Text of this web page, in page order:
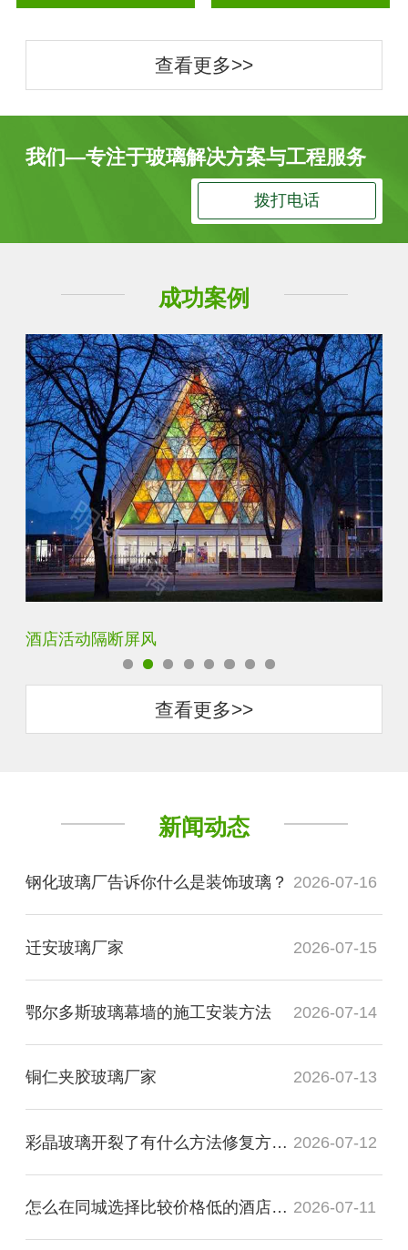
查看更多>>
我们—专注于玻璃解决方案与工程服务
拨打电话
成功案例
银玻长虹玻璃玄关隔断
查看更多>>
新闻动态
钢化玻璃厂告诉你什么是装饰玻璃？ 2026-07-16
迁安玻璃厂家 2026-07-15
鄂尔多斯玻璃幕墙的施工安装方法 2026-07-14
铜仁夹胶玻璃厂家 2026-07-13
彩晶玻璃开裂了有什么方法修复方法？ 2026-07-12
怎么在同城选择比较价格低的酒店装饰玻璃厂家 2026-07-11